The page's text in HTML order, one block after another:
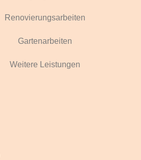
Renovierungsarbeiten
Gartenarbeiten
Weitere Leistungen